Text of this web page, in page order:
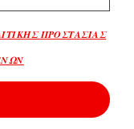
ΠΡΟΣΤΑΣΙΑΣ